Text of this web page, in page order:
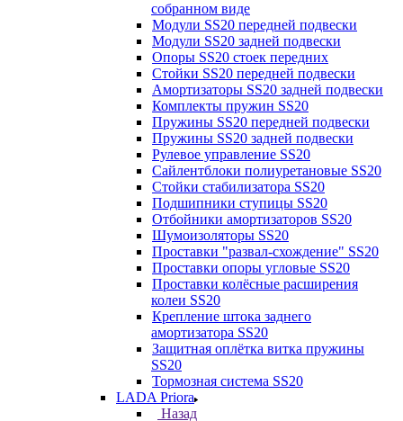
собранном виде
Модули SS20 передней подвески
Модули SS20 задней подвески
Опоры SS20 стоек передних
Стойки SS20 передней подвески
Амортизаторы SS20 задней подвески
Комплекты пружин SS20
Пружины SS20 передней подвески
Пружины SS20 задней подвески
Рулевое управление SS20
Сайлентблоки полиуретановые SS20
Стойки стабилизатора SS20
Подшипники ступицы SS20
Отбойники амортизаторов SS20
Шумоизоляторы SS20
Проставки "развал-схождение" SS20
Проставки опоры угловые SS20
Проставки колёсные расширения
колеи SS20
Крепление штока заднего
амортизатора SS20
Защитная оплётка витка пружины
SS20
Тормозная система SS20
LADA Priora
Назад